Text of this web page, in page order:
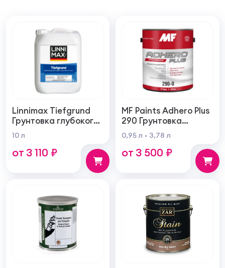
Linnimax Tiefgrund
Грунтовка глубокого
проникновения для
внутренних и
наружных работ
10 л
от 3 110 ₽
MF Paints Adhero Plus
290 Грунтовка
высшего качества из
100% акрилового
латекса для
0,95 л 3,78 л
от 3 500 ₽